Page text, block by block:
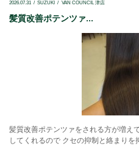
2026.07.31 SUZUKI VAN COUNCIL 津店
髪質改善ポテンツァ...
髪質改善ポテンツァをされる方が増え
してくれるので クセの抑制と絡まりを